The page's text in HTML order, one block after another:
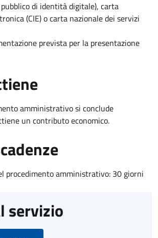
pubblico di identità digitale), carta
(CIE) o carta nazionale dei servizi
prevista per la presentazione
amministrativo si conclude
un contributo economico.
procedimento amministrativo: 30 giorni
servizio